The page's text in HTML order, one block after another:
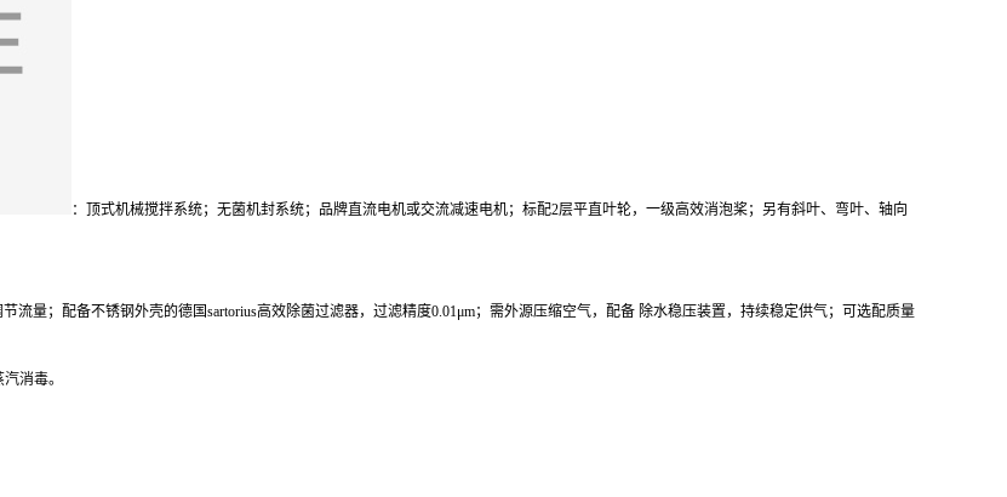
：顶式机械搅拌系统；无菌机封系统；品牌直流电机或交流减速电机；标配2层平直叶轮，一级高效消泡桨；另有斜叶、弯叶、轴向
量；配备不锈钢外壳的德国sartorius高效除菌过滤器，过滤精度0.01μm；需外源压缩空气，配备 除水稳压装置，持续稳定供气；可选配质量
消毒。